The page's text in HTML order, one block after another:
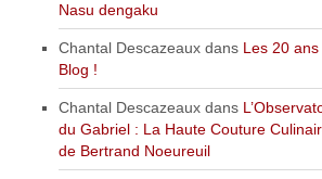
Nasu dengaku
Chantal Descazeaux dans Les 20 ans
Blog !
Chantal Descazeaux dans
du Gabriel : La Haute Couture
de Bertrand Noeureuil